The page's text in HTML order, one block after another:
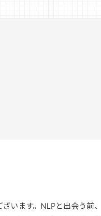
います。NLPと出会う前